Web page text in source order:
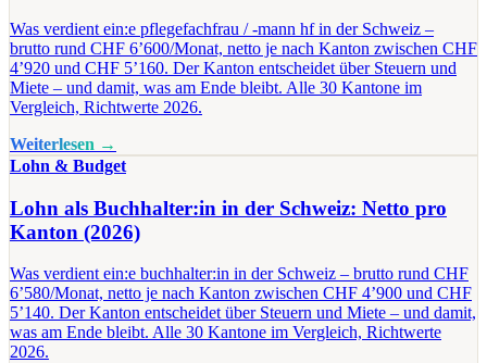
Was verdient ein:e pflegefachfrau / -mann hf in der Schweiz –
brutto rund CHF 6’600/Monat, netto je nach Kanton zwischen CHF
4’920 und CHF 5’160. Der Kanton entscheidet über Steuern und
Miete – und damit, was am Ende bleibt. Alle 30 Kantone im
Vergleich, Richtwerte 2026.
Weiterlesen →
Lohn & Budget
Lohn als Buchhalter:in in der Schweiz: Netto pro
Kanton (2026)
Was verdient ein:e buchhalter:in in der Schweiz – brutto rund CHF
6’580/Monat, netto je nach Kanton zwischen CHF 4’900 und CHF
5’140. Der Kanton entscheidet über Steuern und Miete – und damit,
was am Ende bleibt. Alle 30 Kantone im Vergleich, Richtwerte
2026.